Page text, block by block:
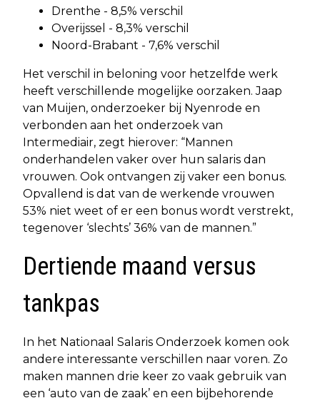
Drenthe - 8,5% verschil
Overijssel - 8,3% verschil
Noord-Brabant - 7,6% verschil
Het verschil in beloning voor hetzelfde werk
heeft verschillende mogelijke oorzaken. Jaap
van Muijen, onderzoeker bij Nyenrode en
verbonden aan het onderzoek van
Intermediair, zegt hierover: “Mannen
onderhandelen vaker over hun salaris dan
vrouwen. Ook ontvangen zij vaker een bonus.
Opvallend is dat van de werkende vrouwen
53% niet weet of er een bonus wordt verstrekt,
tegenover ‘slechts’ 36% van de mannen.”
Dertiende maand versus
tankpas
In het Nationaal Salaris Onderzoek komen ook
andere interessante verschillen naar voren. Zo
maken mannen drie keer zo vaak gebruik van
een ‘auto van de zaak’ en een bijbehorende